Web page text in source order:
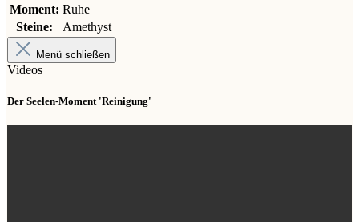
Moment: Ruhe
Steine:
Amethyst
Menü schließen
Videos
Der Seelen-Moment 'Reinigung'